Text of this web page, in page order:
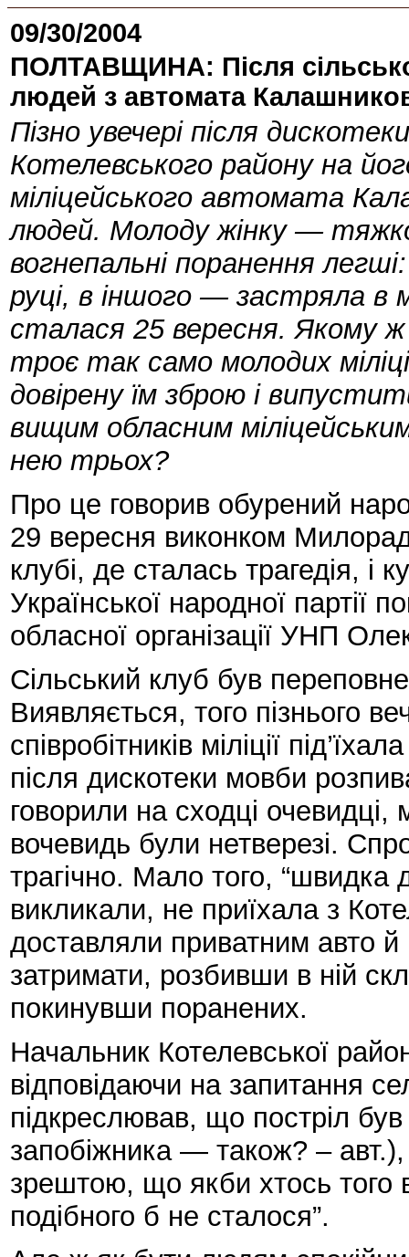
09/30/2004
ПОЛТАВЩИНА: Після
людей з автомата
Пізно увечері після
Котелевського району на
міліцейського автомата
людей. Молоду жінку —
вогнепальні поранення
руці, в іншого — застряла в
сталася 25 вересня. Якому ж
троє так само молодих
довірену їм зброю і
вищим обласним
нею трьох?
Про це говорив обурений
29 вересня виконком
клубі, де сталась трагедія, і
Української народної партії
обласної організації УНП
Сільський клуб був
Виявляється, того пізнього
співробітників міліції
після дискотеки мовби
говорили на сходці очевидці,
вочевидь були нетверезі.
трагічно. Мало того, “швидка
викликали, не приїхала з
доставляли приватним авто й
затримати, розбивши в ній
покинувши поранених.
Начальник Котелевської
відповідаючи на запитання
підкреслював, що постріл
запобіжника — також? – авт.),
зрештою, що якби хтось того
подібного б не сталося”.